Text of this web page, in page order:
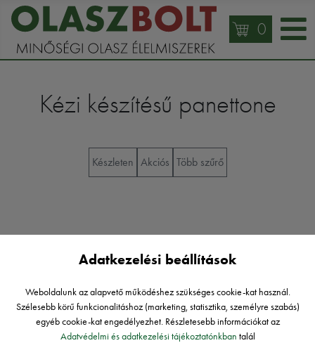
0
Kézi készítésű panettone
Készleten Akciós Több szűrő
Nincs készleten
Adatkezelési beállítások
Weboldalunk az alapvető működéshez szükséges cookie-kat használ.
Szélesebb körű funkcionalitáshoz (marketing, statisztika, személyre szabás)
egyéb cookie-kat engedélyezhet. Részletesebb információkat az
Adatvédelmi és adatkezelési tájékoztatónkban talál